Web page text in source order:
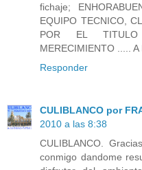
fichaje;
EQUIPO TECNICO,
POR EL TITULO
MERECIMIENTO .....
Responder
CULIBLANCO por
2010 a las 8:38
CULIBLANCO.
conmigo dandome